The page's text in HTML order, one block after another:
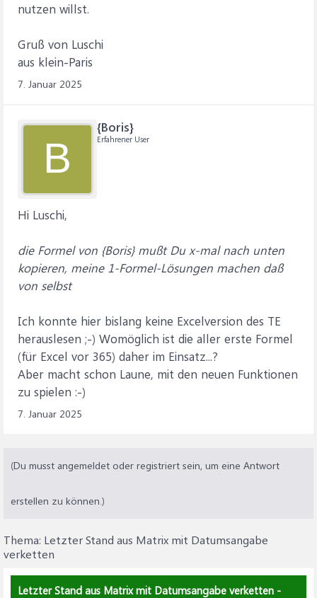
nutzen willst.
Gruß von Luschi
aus klein-Paris
7. Januar 2025
B
{Boris}
Erfahrener User
Hi Luschi,
die Formel von {Boris} mußt Du x-mal nach unten
kopieren, meine 1-Formel-Lösungen machen daß
von selbst
Ich konnte hier bislang keine Excelversion des TE
herauslesen ;-) Womöglich ist die aller erste Formel
(für Excel vor 365) daher im Einsatz...?
Aber macht schon Laune, mit den neuen Funktionen
zu spielen :-)
7. Januar 2025
(Du musst angemeldet oder registriert sein, um eine Antwort
erstellen zu können.)
Thema: Letzter Stand aus Matrix mit Datumsangabe
verketten
Letzter Stand aus Matrix mit Datumsangabe verketten -